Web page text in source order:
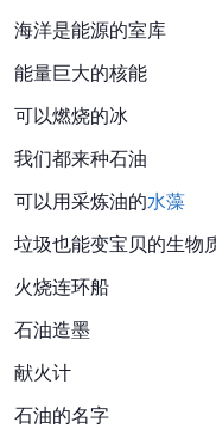
海洋是能源的室库
能量巨大的核能
可以燃烧的冰
我们都来种石油
可以用采炼油的水藻
垃圾也能变宝贝的生物
火烧连环船
石油造墨
献火计
石油的名字